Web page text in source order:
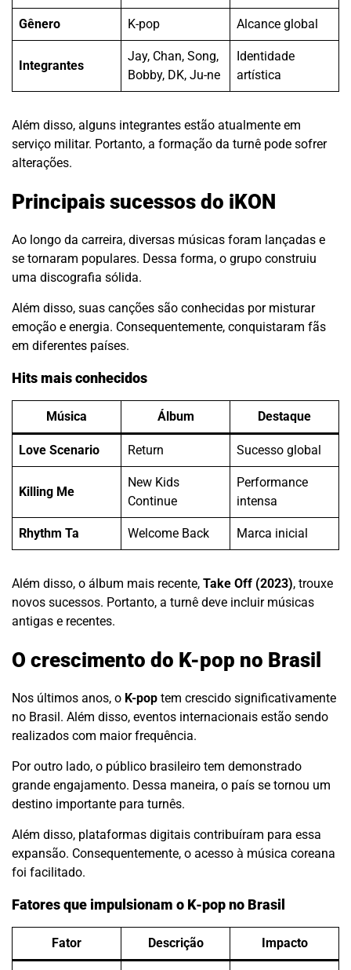
Gênero K-pop Alcance global
Integrantes
Jay, Chan, Song,
Bobby, DK, Ju-ne
Identidade
artística
Além disso, alguns integrantes estão atualmente em
serviço militar. Portanto, a formação da turnê pode sofrer
alterações.
Principais sucessos do iKON
Ao longo da carreira, diversas músicas foram lançadas e
se tornaram populares. Dessa forma, o grupo construiu
uma discografia sólida.
Além disso, suas canções são conhecidas por misturar
emoção e energia. Consequentemente, conquistaram fãs
em diferentes países.
Hits mais conhecidos
Música Álbum Destaque
Love Scenario Return Sucesso global
Killing Me
New Kids
Continue
Performance
intensa
Rhythm Ta Welcome Back Marca inicial
Além disso, o álbum mais recente, Take Off (2023), trouxe
novos sucessos. Portanto, a turnê deve incluir músicas
antigas e recentes.
O crescimento do K-pop no Brasil
Nos últimos anos, o K-pop tem crescido significativamente
no Brasil. Além disso, eventos internacionais estão sendo
realizados com maior frequência.
Por outro lado, o público brasileiro tem demonstrado
grande engajamento. Dessa maneira, o país se tornou um
destino importante para turnês.
Além disso, plataformas digitais contribuíram para essa
expansão. Consequentemente, o acesso à música coreana
foi facilitado.
Fatores que impulsionam o K-pop no Brasil
Fator Descrição Impacto